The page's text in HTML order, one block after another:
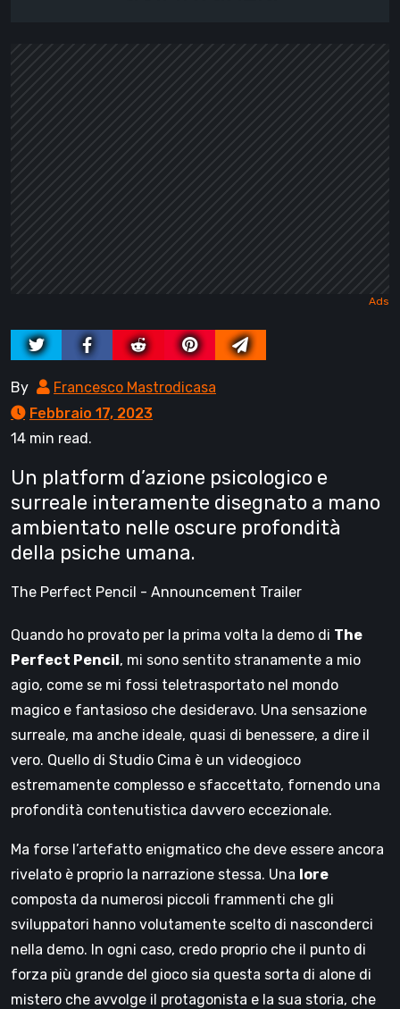
By
Francesco Mastrodicasa
Febbraio 17, 2023
14 min read.
Un platform d’azione psicologico e
surreale interamente disegnato a mano
ambientato nelle oscure profondità
della psiche umana.
The Perfect Pencil - Announcement Trailer
Quando ho provato per la prima volta la demo di The
Perfect Pencil, mi sono sentito stranamente a mio
agio, come se mi fossi teletrasportato nel mondo
magico e fantasioso che desideravo. Una sensazione
surreale, ma anche ideale, quasi di benessere, a dire il
vero. Quello di Studio Cima è un videogioco
estremamente complesso e sfaccettato, fornendo una
profondità contenutistica davvero eccezionale.
Ma forse l’artefatto enigmatico che deve essere ancora
rivelato è proprio la narrazione stessa. Una lore
composta da numerosi piccoli frammenti che gli
sviluppatori hanno volutamente scelto di nasconderci
nella demo. In ogni caso, credo proprio che il punto di
forza più grande del gioco sia questa sorta di alone di
mistero che avvolge il protagonista e la sua storia, che